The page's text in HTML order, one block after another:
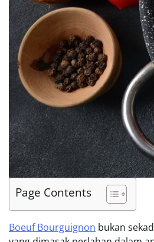
Page Contents
Boeuf Bourguignon bukan